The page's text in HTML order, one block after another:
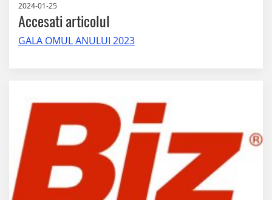
2024-01-25
Accesati articolul
GALA OMUL ANULUI 2023